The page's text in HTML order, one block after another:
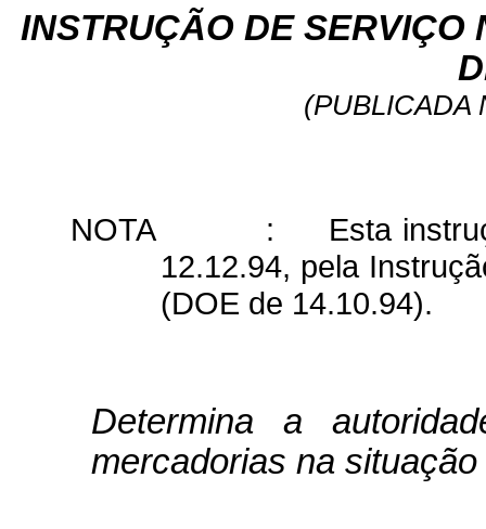
INSTRUÇÃO DE SERVIÇO
(PUBLICADA
NOTA :
Esta
12.12.94, pela
(DOE de 14.10.94).
Determina a
mercadorias na